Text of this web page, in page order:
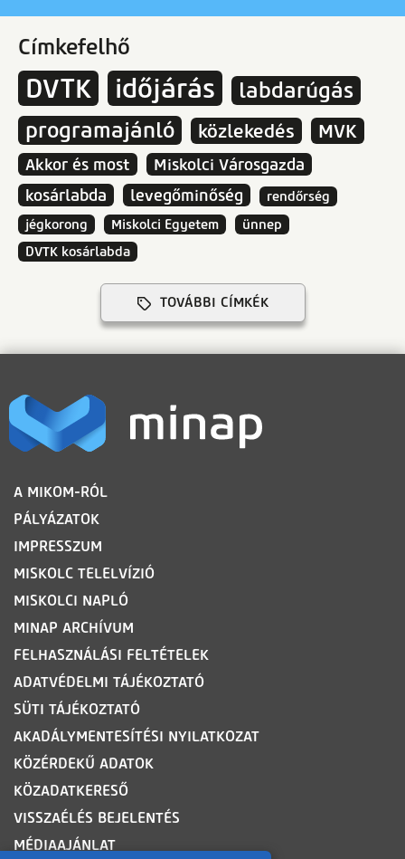
Címkefelhő
DVTK időjárás
labdarúgás
programajánló
közlekedés MVK
Akkor és most
Miskolci Városgazda
kosárlabda
levegőminőség
rendőrség
jégkorong
Miskolci Egyetem
ünnep
DVTK kosárlabda
TOVÁBBI CÍMKÉK
LÁBLÉC
A MIKOM-RÓL
PÁLYÁZATOK
IMPRESSZUM
MISKOLC TELELVÍZIÓ
MISKOLCI NAPLÓ
MINAP ARCHÍVUM
FELHASZNÁLÁSI FELTÉTELEK
ADATVÉDELMI TÁJÉKOZTATÓ
SÜTI TÁJÉKOZTATÓ
AKADÁLYMENTESÍTÉSI NYILATKOZAT
KÖZÉRDEKŰ ADATOK
KÖZADATKERESŐ
VISSZAÉLÉS BEJELENTÉS
MÉDIAAJÁNLAT